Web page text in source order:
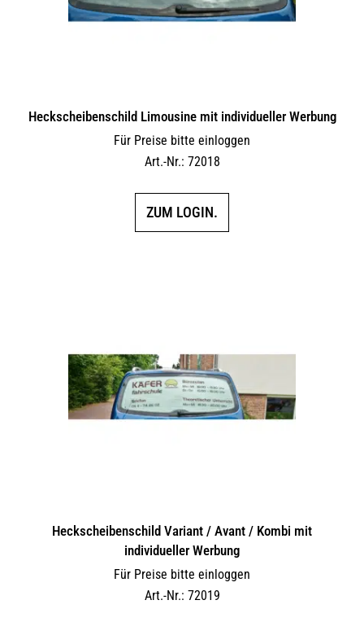
Heckscheibenschild Limousine mit individueller Werbung
Für Preise bitte einloggen
Art.-Nr.: 72018
ZUM LOGIN.
Heckscheibenschild Variant / Avant / Kombi mit
individueller Werbung
Für Preise bitte einloggen
Art.-Nr.: 72019